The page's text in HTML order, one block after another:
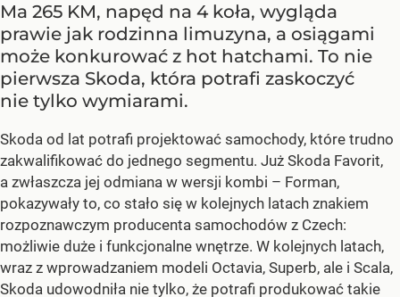
Ma 265 KM, napęd na 4 koła, wygląda
prawie jak rodzinna limuzyna, a osiągami
może konkurować z hot hatchami. To nie
pierwsza Skoda, która potrafi zaskoczyć
nie tylko wymiarami.
Skoda od lat potrafi projektować samochody, które trudno
zakwalifikować do jednego segmentu. Już Skoda Favorit,
a zwłaszcza jej odmiana w wersji kombi – Forman,
pokazywały to, co stało się w kolejnych latach znakiem
rozpoznawczym producenta samochodów z Czech:
możliwie duże i funkcjonalne wnętrze. W kolejnych latach,
wraz z wprowadzaniem modeli Octavia, Superb, ale i Scala,
Skoda udowodniła nie tylko, że potrafi produkować takie